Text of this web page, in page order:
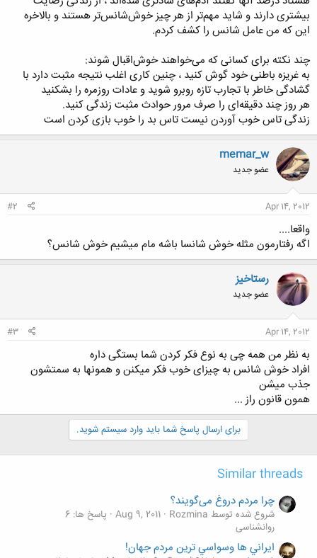
بیشتری دارند و شاید مهم‌تر از هر چیز خوش‌شانس‌تر هستند و بالاخره
این که من عامل شانس را کشف کردم.
چند نکته برای کسانی که می‌خواهند خوش‌اقبال شوند:
به غریزه باطنی خود گوش کنید ، چنین کاری اغلب نتیجه مثبت دارد با
گشادگی خاطر با تجارب تازه روبرو شوید و عادات روزمره را بشکنید
هر روز چند دقیقه‌ای را صرف مرور حوادث مثبت زندگی کنید.
زندگی تاس خوب آوردن نیست تاس بد را خوب بازی كردن است
memar_w
عضو جدید
Apr 14, 2012
#2
واقعا....
اگه رفتارمون مثله خوش شانسا باشه مام میشیم خوش شانس؟
رستاخیز
عضو جدید
Apr 14, 2012
#3
به نظر من همه چی به نوع فکر کردن شما بستگی داره
افراد خوش شانس به چیزای خوب فکر میکنن و همونها به سمتشون
جذب میشن
همون قانون راز ...
برای ارسال پاسخ شما باید وارد سیستم شوید.
Similar threads
چرا مردم دروغ می‌گویند؟
شروع شده توسط Rozmina Aug 9, 2011 پاسخ ها: 6
روانشناسی
ايراني ها وسواسي ترين مردم جهان!